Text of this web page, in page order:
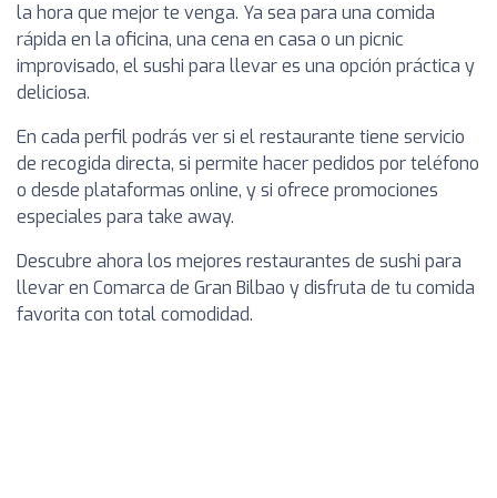
la hora que mejor te venga. Ya sea para una comida
rápida en la oficina, una cena en casa o un picnic
improvisado, el sushi para llevar es una opción práctica y
deliciosa.
En cada perfil podrás ver si el restaurante tiene servicio
de recogida directa, si permite hacer pedidos por teléfono
o desde plataformas online, y si ofrece promociones
especiales para take away.
Descubre ahora los mejores restaurantes de sushi para
llevar en Comarca de Gran Bilbao y disfruta de tu comida
favorita con total comodidad.